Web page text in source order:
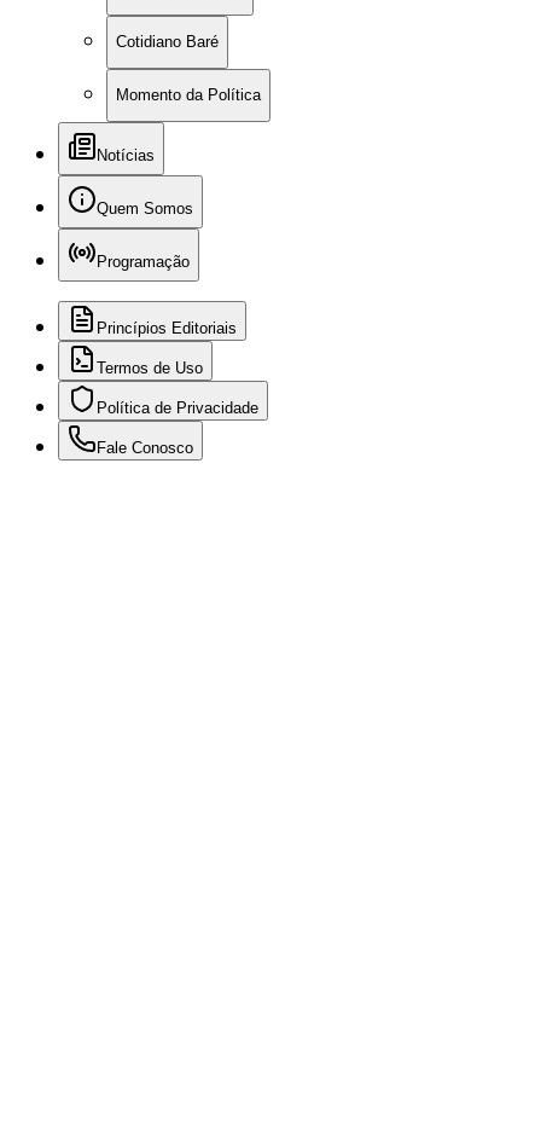
Cotidiano Baré
Momento da Política
Notícias
Quem Somos
Programação
Princípios Editoriais
Termos de Uso
Política de Privacidade
Fale Conosco